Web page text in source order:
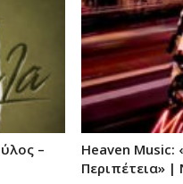
–
Heaven Music:
Περιπέτεια» |